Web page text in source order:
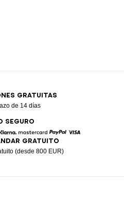
GRATUITAS
de 14 días
SEGURO
Pay
Klarna MastercardPaypal
GRATUITO
(desde 800 EUR)